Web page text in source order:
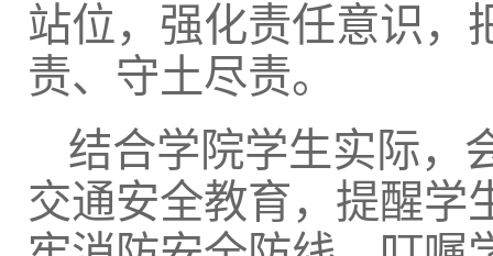
站位，强化责任意识，
责、守土尽责。
结合学院学生实际，
交通安全教育，提醒学